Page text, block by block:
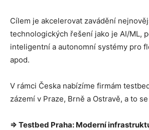
Cílem je akcelerovat zavádění
technologických řešení jako je AI/ML,
inteligentní a autonomní systémy pro
apod.
V rámci Česka nabízíme firmám
zázemí v Praze, Brně a Ostravě, a to
⇒ Testbed Praha: Moderní